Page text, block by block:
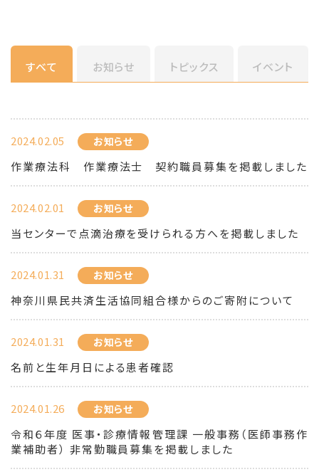
すべて お知らせ トピックス イベント
2024.02.05 お知らせ
作業療法科 作業療法士 契約職員募集を掲載しました
2024.02.01 お知らせ
当センターで点滴治療を受けられる方へを掲載しました
2024.01.31 お知らせ
神奈川県民共済生活協同組合様からのご寄附について
2024.01.31 お知らせ
名前と生年月日による患者確認
2024.01.26 お知らせ
令和６年度 医事・診療情報管理課 一般事務（医師事務作
業補助者） 非常勤職員募集を掲載しました